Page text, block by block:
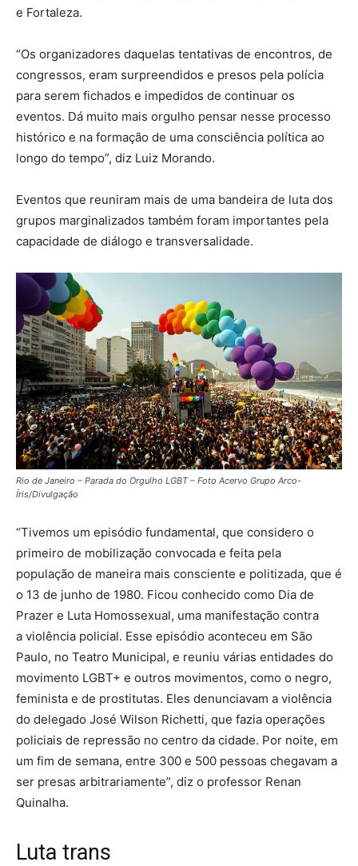
e Fortaleza.
“Os organizadores daquelas tentativas de encontros, de
congressos, eram surpreendidos e presos pela polícia
para serem fichados e impedidos de continuar os
eventos. Dá muito mais orgulho pensar nesse processo
histórico e na formação de uma consciência política ao
longo do tempo”, diz Luiz Morando.
Eventos que reuniram mais de uma bandeira de luta dos
grupos marginalizados também foram importantes pela
capacidade de diálogo e transversalidade.
Rio de Janeiro – Parada do Orgulho LGBT – Foto Acervo Grupo Arco-
Íris/Divulgação
“Tivemos um episódio fundamental, que considero o
primeiro de mobilização convocada e feita pela
população de maneira mais consciente e politizada, que é
o 13 de junho de 1980. Ficou conhecido como Dia de
Prazer e Luta Homossexual, uma manifestação contra
a violência policial. Esse episódio aconteceu em São
Paulo, no Teatro Municipal, e reuniu várias entidades do
movimento LGBT+ e outros movimentos, como o negro,
feminista e de prostitutas. Eles denunciavam a violência
do delegado José Wilson Richetti, que fazia operações
policiais de repressão no centro da cidade. Por noite, em
um fim de semana, entre 300 e 500 pessoas chegavam a
ser presas arbitrariamente”, diz o professor Renan
Quinalha.
Luta trans